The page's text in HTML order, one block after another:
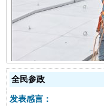
全民参政
发表感言：